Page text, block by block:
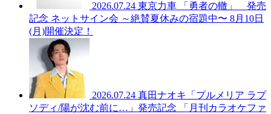
2026.07.24 東京力車 「勇者の轍」 発売
記念 ネットサイン会 ～絶賛夏休みの宿題中〜 8月10日
(月)開催決定！
2026.07.24 真田ナオキ「プルメリア ラプ
ソディ/陽が沈む前に…」発売記念 「月刊カラオケファ